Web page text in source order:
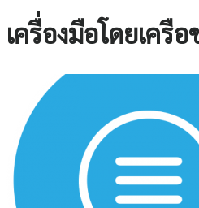
เครื่องมือโดยเครือ